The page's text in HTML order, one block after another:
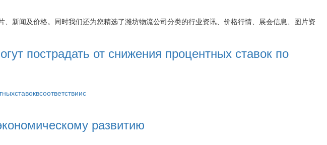
、新闻及价格。同时我们还为您精选了潍坊物流公司分类的行业资讯、价格行情、展会信息、图片资
пострадать от снижения процентных ставок по
развитию